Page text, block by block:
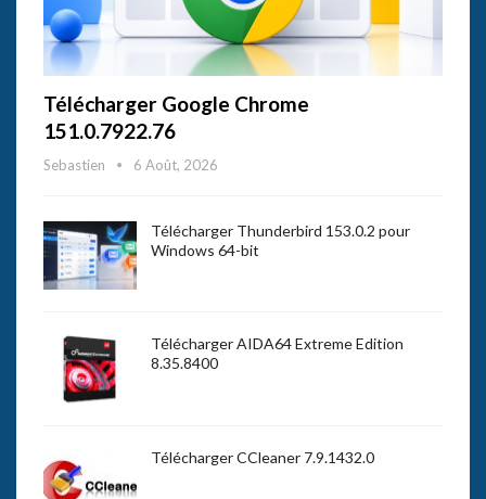
Télécharger Google Chrome
151.0.7922.76
Sebastien 6 Août, 2026
Télécharger Thunderbird 153.0.2 pour
Windows 64-bit
Télécharger AIDA64 Extreme Edition
8.35.8400
Télécharger CCleaner 7.9.1432.0